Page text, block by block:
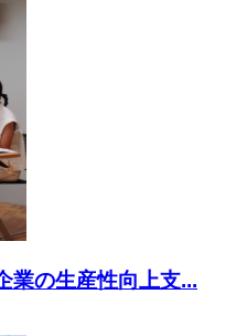
業の生産性向上支...